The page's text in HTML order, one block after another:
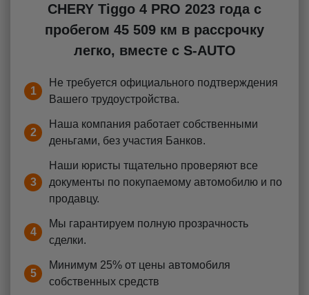
CHERY Tiggo 4 PRO 2023 года с
пробегом 45 509 км в рассрочку
легко, вместе с S-AUTO
1
Не требуется официального подтверждения
Вашего трудоустройства.
2
Наша компания работает собственными
деньгами, без участия Банков.
3
Наши юристы тщательно проверяют все
документы по покупаемому автомобилю и по
продавцу.
4
Мы гарантируем полную прозрачность
сделки.
5
Минимум 25% от цены автомобиля
собственных средств